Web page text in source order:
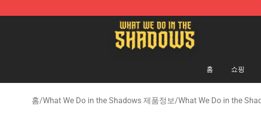
What We Do in the Shadows Shop - Official What We Do in the
홈 쇼핑
홈/What We Do in the Shadows 제품정보/What We Do in the